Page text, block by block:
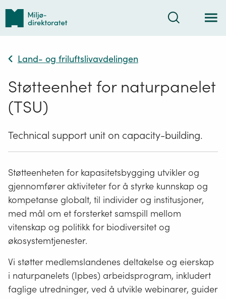
Tilbake
forsiden
Søk
Land- og friluftslivavdelingen
Støtteenhet for naturpanelet
(TSU)
Technical support unit on capacity-building.
Støtteenheten for kapasitetsbygging utvikler og
gjennomfører aktiviteter for å styrke kunnskap og
kompetanse globalt, til individer og institusjoner,
med mål om et forsterket samspill mellom
vitenskap og politikk for biodiversitet og
økosystemtjenester.
Vi støtter medlemslandenes deltakelse og eierskap
i naturpanelets (Ipbes) arbeidsprogram, inkludert
faglige utredninger, ved å utvikle webinarer, guider